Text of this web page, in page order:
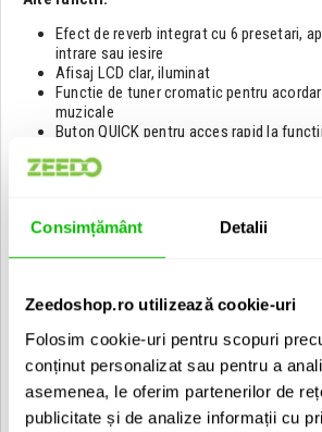
Consimțământ Detalii
Zeedoshop.ro utilizează cookie-uri
Folosim cookie-uri pentru scopuri
conținut personalizat sau pentru a
asemenea, le oferim partenerilor de
publicitate și de analize informații cu
Efect de reverb integrat cu 6 presetari,
intrare sau iesire
Afisaj LCD clar, iluminat
Functie de tuner cromatic pentru
muzicale
Buton QUICK pentru acces rapid la functii
Functie de divizare a fisierelor pentru
nedorite sau extragerea sectiunilor utile
Meniul poate fi afisat in mai multe limbi,
computer (USB-C)
adaptor AC optional (Tascam PS-P520U)
Adaptor pentru stativ (1/4 inch) pe
montare pe trepied sau suport de
Specificatii tehnice: